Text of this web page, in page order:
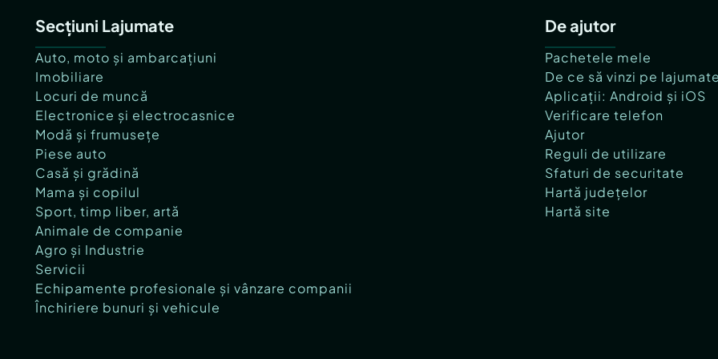
Secțiuni Lajumate
Auto, moto și ambarcațiuni
Imobiliare
Locuri de muncă
Electronice și electrocasnice
Modă și frumusețe
Piese auto
Casă și grădină
Mama și copilul
Sport, timp liber, artă
Animale de companie
Agro și Industrie
Servicii
Echipamente profesionale și vânzare companii
Închiriere bunuri și vehicule
De ajutor
Pachetele mele
De ce să vinzi pe
Aplicații: Android și iOS
Verificare telefon
Ajutor
Reguli de utilizare
Sfaturi de securitate
Hartă județelor
Hartă site